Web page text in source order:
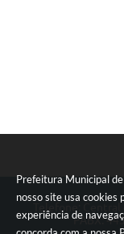
Prefeitura Municipal
nosso site usa cookies
experiência de
Telefone:
PABX: